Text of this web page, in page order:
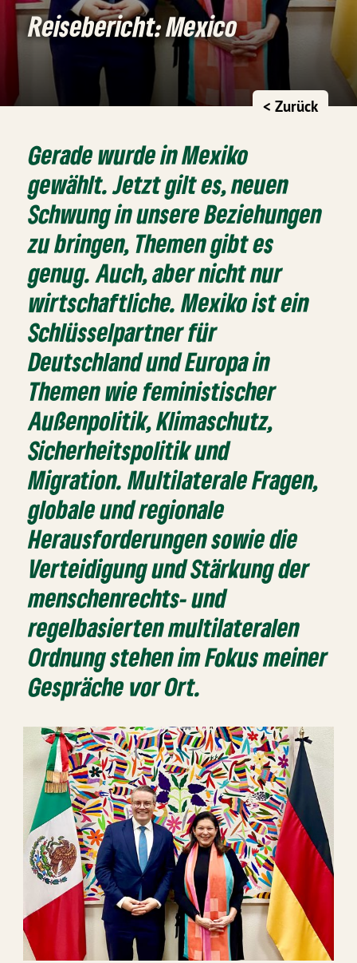
Reisebericht: Mexico
< Zurück
Gerade wurde in Mexiko
gewählt. Jetzt gilt es, neuen
Schwung in unsere Beziehungen
zu bringen, Themen gibt es
genug. Auch, aber nicht nur
wirtschaftliche. Mexiko ist ein
Schlüsselpartner für
Deutschland und Europa in
Themen wie feministischer
Außenpolitik, Klimaschutz,
Sicherheitspolitik und
Migration. Multilaterale Fragen,
globale und regionale
Herausforderungen sowie die
Verteidigung und Stärkung der
menschenrechts- und
regelbasierten multilateralen
Ordnung stehen im Fokus meiner
Gespräche vor Ort.